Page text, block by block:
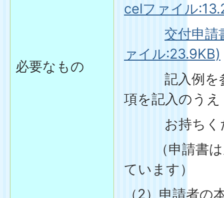
必要なもの
celファイル
交付申請
ァイル:23.9KB)
記入例を参
項を記入のうえ
お持ちく
（申請書は
ています）
（2）申請者の